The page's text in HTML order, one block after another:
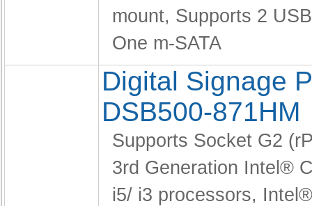
mount, Supports 2
One m-SATA
Digital Signage
DSB500-871HM
Supports Socket G2
3rd Generation Intel®
i5/ i3 processors,